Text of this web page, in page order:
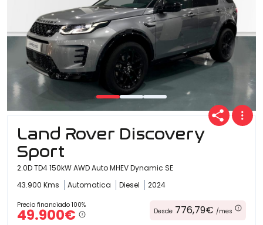
Land Rover Discovery
Sport
2.0D TD4 150kW AWD Auto MHEV Dynamic SE
43.900 Kms
Automatica Diesel 2024
Precio financiado 100%
49.900€ Desde 776,79€ /mes